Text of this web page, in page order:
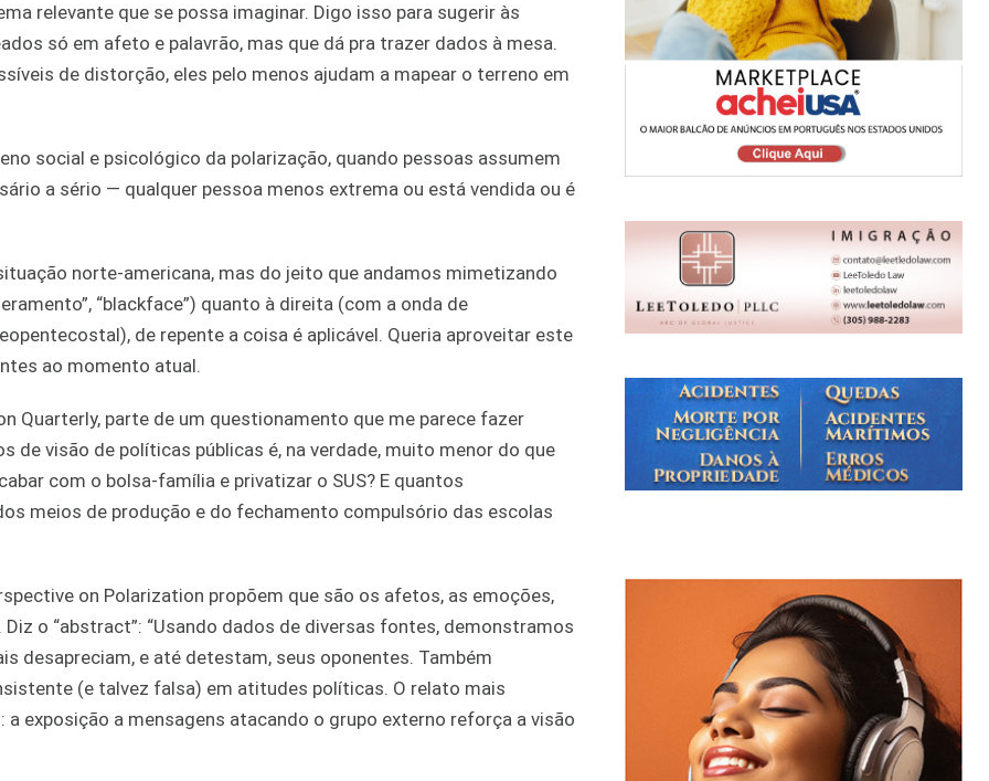
relevante que se possa imaginar. Digo isso para sugerir às
só em afeto e palavrão, mas que dá pra trazer dados à mesa.
de distorção, eles pelo menos ajudam a mapear o terreno em
social e psicológico da polarização, quando pessoas assumem
a sério — qualquer pessoa menos extrema ou está vendida ou é
norte-americana, mas do jeito que andamos mimetizando
“blackface”) quanto à direita (com a onda de
de repente a coisa é aplicável. Queria aproveitar este
ao momento atual.
Quarterly, parte de um questionamento que me parece fazer
de visão de políticas públicas é, na verdade, muito menor do que
com o bolsa-família e privatizar o SUS? E quantos
meios de produção e do fechamento compulsório das escolas
on Polarization propõem que são os afetos, as emoções,
o “abstract”: “Usando dados de diversas fontes, demonstramos
desapreciam, e até detestam, seus oponentes. Também
(e talvez falsa) em atitudes políticas. O relato mais
exposição a mensagens atacando o grupo externo reforça a visão